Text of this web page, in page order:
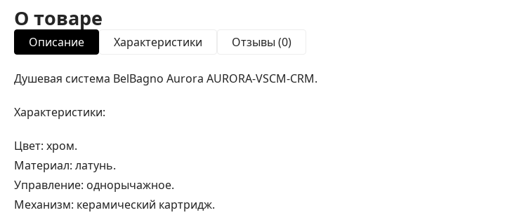
О товаре
Описание Характеристики Отзывы (0)
Душевая система BelBagno Aurora AURORA-VSCM-CRM.
Характеристики:
Цвет: хром.
Материал: латунь.
Управление: однорычажное.
Механизм: керамический картридж.